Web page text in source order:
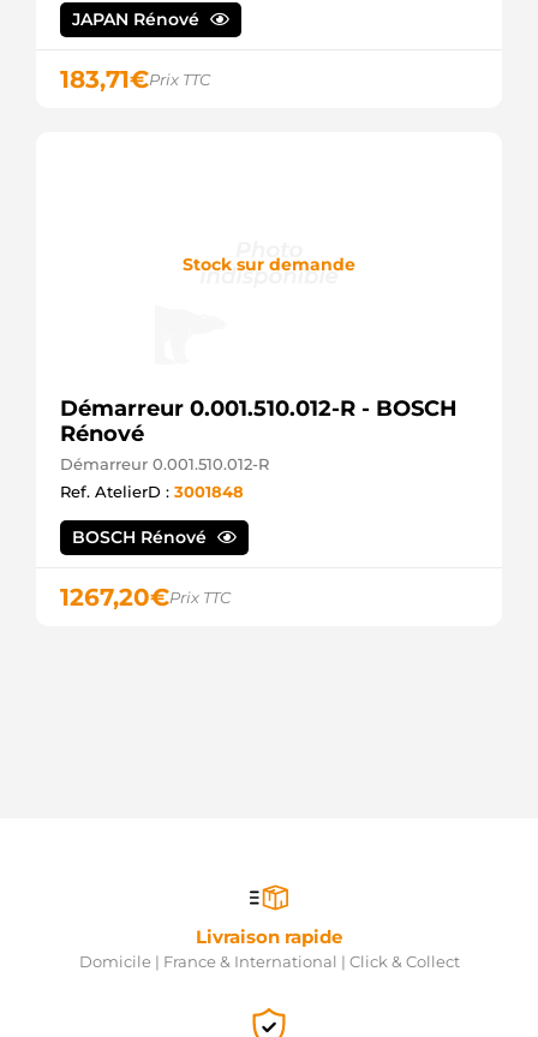
JAPAN Rénové
183,71€Prix TTC
Stock sur demande
Démarreur 0.001.510.012-R - BOSCH
Rénové
Démarreur 0.001.510.012-R
Ref. AtelierD : 3001848
BOSCH Rénové
1267,20€Prix TTC
Livraison rapide
Domicile | France & International | Click & Collect